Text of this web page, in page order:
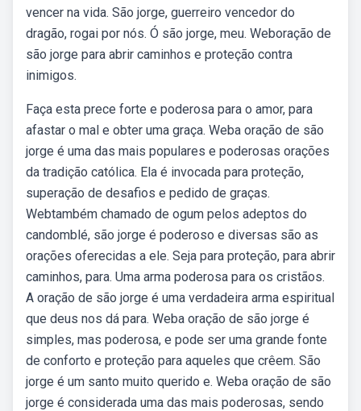
vencer na vida. São jorge, guerreiro vencedor do
dragão, rogai por nós. Ó são jorge, meu. Weboração de
são jorge para abrir caminhos e proteção contra
inimigos.
Faça esta prece forte e poderosa para o amor, para
afastar o mal e obter uma graça. Weba oração de são
jorge é uma das mais populares e poderosas orações
da tradição católica. Ela é invocada para proteção,
superação de desafios e pedido de graças.
Webtambém chamado de ogum pelos adeptos do
candomblé, são jorge é poderoso e diversas são as
orações oferecidas a ele. Seja para proteção, para abrir
caminhos, para. Uma arma poderosa para os cristãos.
A oração de são jorge é uma verdadeira arma espiritual
que deus nos dá para. Weba oração de são jorge é
simples, mas poderosa, e pode ser uma grande fonte
de conforto e proteção para aqueles que crêem. São
jorge é um santo muito querido e. Weba oração de são
jorge é considerada uma das mais poderosas, sendo